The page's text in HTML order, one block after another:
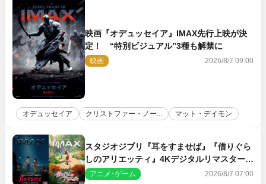
映画『オデュッセイア』IMAX先行上映が決
定！ “特別ビジュアル”3種も解禁に
映画 2026/8/7 09:00
オデュッセイア クリストファー・ノー... マット・デイモン
スタジオジブリ『耳をすませば』『借りぐら
しのアリエッティ』4Kデジタルリマスターで
IMAX上映決定！
アニメ･ゲーム 2026/8/7 07:00